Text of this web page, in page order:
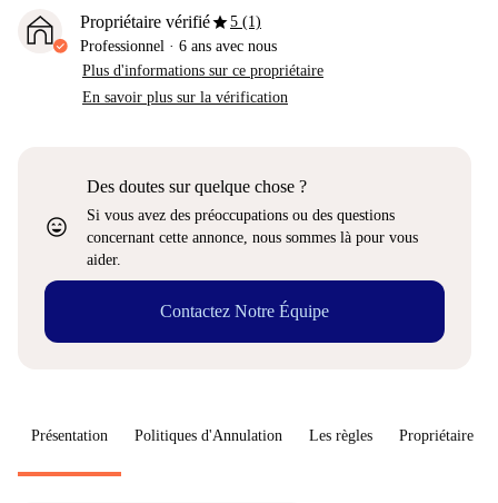
Propriétaire vérifiéstar5 (1)
Professionnel · 6 ans avec nous
Plus d'informations sur ce propriétaire
En savoir plus sur la vérification
sentiment_very_satisfied
Des doutes sur quelque chose ?
Si vous avez des préoccupations ou des questions
concernant cette annonce, nous sommes là pour vous
aider.
Contactez Notre Équipe
Présentation Politiques d'Annulation Les règles Propriétaire